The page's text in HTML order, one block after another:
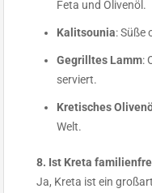
Feta und Olivenöl.
Kalitsounia: Süße
Gegrilltes Lamm:
serviert.
Kretisches
Welt.
8. Ist Kreta
Ja, Kreta ist ein